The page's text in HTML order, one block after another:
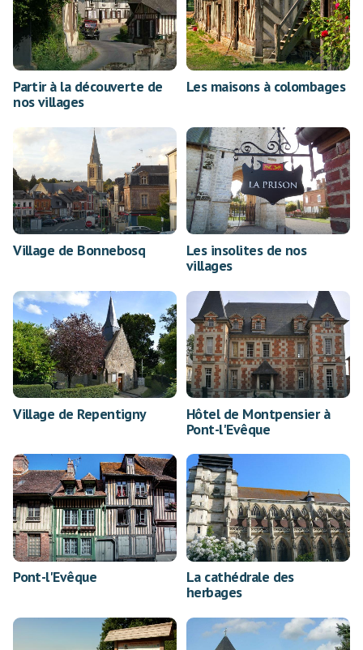
Partir à la découverte de
nos villages
Les maisons à colombages
Village de Bonnebosq
Les insolites de nos
villages
Village de Repentigny
Hôtel de Montpensier à
Pont-l'Evêque
Pont-l'Evêque
La cathédrale des
herbages